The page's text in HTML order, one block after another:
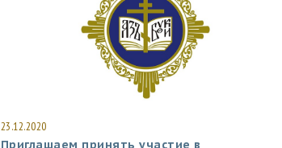
23.12.2020
Приглашаем принять участие в